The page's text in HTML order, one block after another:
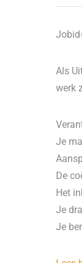
Als
werk
Je
De
Het
Je
Je